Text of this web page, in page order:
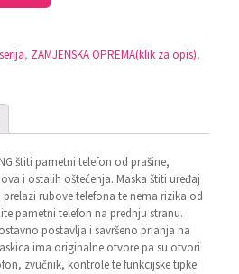
, ZAMJENSKA OPREMA(klik za opis),
štiti pametni telefon od prašine,
i ostalih oštećenja. Maska štiti uređaj
rubove telefona te nema rizika od
pametni telefon na prednju stranu.
postavlja i savršeno prianja na
ima originalne otvore pa su otvori
zvučnik, kontrole te funkcijske tipke